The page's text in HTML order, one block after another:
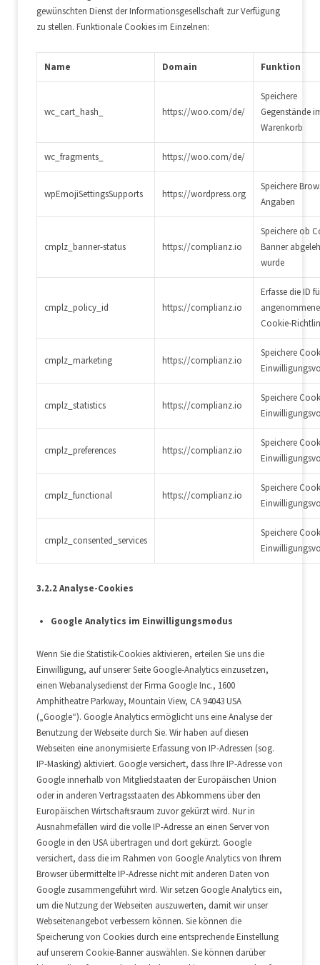
gewünschten Dienst der Informationsgesellschaft zur Verfügung
zu stellen. Funktionale Cookies im Einzelnen:
Name Domain Funktion
wc_cart_hash_ https://woo.com/de/
Speichere
Gegenstände
Warenkorb
wc_fragments_ https://woo.com/de/
wpEmojiSettingsSupports https://wordpress.org
Speichere
Angaben
cmplz_banner-status https://complianz.io
Speichere ob
Banner
wurde
cmplz_policy_id https://complianz.io
Erfasse die ID
angenommene
Cookie-
cmplz_marketing https://complianz.io
Speichere
cmplz_statistics https://complianz.io
Speichere
cmplz_preferences https://complianz.io
Speichere
cmplz_functional https://complianz.io
Speichere
cmplz_consented_services
Speichere
3.2.2 Analyse-Cookies
Google Analytics im Einwilligungsmodus
Wenn Sie die Statistik-Cookies aktivieren, erteilen Sie uns die
Einwilligung, auf unserer Seite Google-Analytics einzusetzen,
einen Webanalysedienst der Firma Google Inc., 1600
Amphitheatre Parkway, Mountain View, CA 94043 USA
(„Google“). Google Analytics ermöglicht uns eine Analyse der
Benutzung der Webseite durch Sie. Wir haben auf diesen
Webseiten eine anonymisierte Erfassung von IP-Adressen (sog.
IP-Masking) aktiviert. Google versichert, dass Ihre IP-Adresse von
Google innerhalb von Mitgliedstaaten der Europäischen Union
oder in anderen Vertragsstaaten des Abkommens über den
Europäischen Wirtschaftsraum zuvor gekürzt wird. Nur in
Ausnahmefällen wird die volle IP-Adresse an einen Server von
Google in den USA übertragen und dort gekürzt. Google
versichert, dass die im Rahmen von Google Analytics von Ihrem
Browser übermittelte IP-Adresse nicht mit anderen Daten von
Google zusammengeführt wird. Wir setzen Google Analytics ein,
um die Nutzung der Webseiten auszuwerten, damit wir unser
Webseitenangebot verbessern können. Sie können die
Speicherung von Cookies durch eine entsprechende Einstellung
auf unserem Cookie-Banner auswählen. Sie können darüber